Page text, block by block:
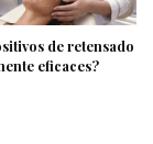
de retensado
eficaces?